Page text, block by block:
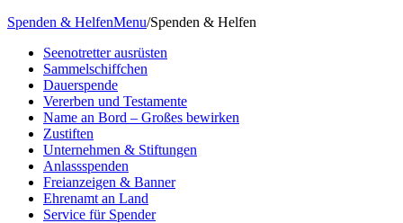
Spenden & HelfenMenu/Spenden & Helfen
Seenotretter ausrüsten
Sammelschiffchen
Dauerspende
Vererben und Testamente
Name an Bord – Großes bewirken
Zustiften
Unternehmen & Stiftungen
Anlassspenden
Freianzeigen & Banner
Ehrenamt an Land
Service für Spender